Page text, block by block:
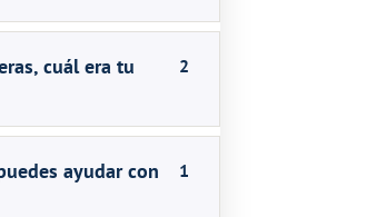
cuál era tu
2
ayudar con
1